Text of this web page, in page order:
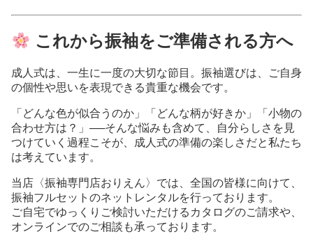
これから振袖をご準備される方へ
成人式は、一生に一度の大切な節目。振袖選びは、ご自身
の個性や思いを表現できる貴重な機会です。
「どんな色が似合うのか」「どんな柄が好きか」「小物の
合わせ方は？」──そんな悩みも含めて、自分らしさを見
つけていく過程こそが、成人式の準備の楽しさだと私たち
は考えています。
当店〈振袖専門店おりえん〉では、全国の皆様に向けて、
振袖フルセットのネットレンタルを行っております。
ご自宅でゆっくりご検討いただけるカタログのご請求や、
オンラインでのご相談も承っております。